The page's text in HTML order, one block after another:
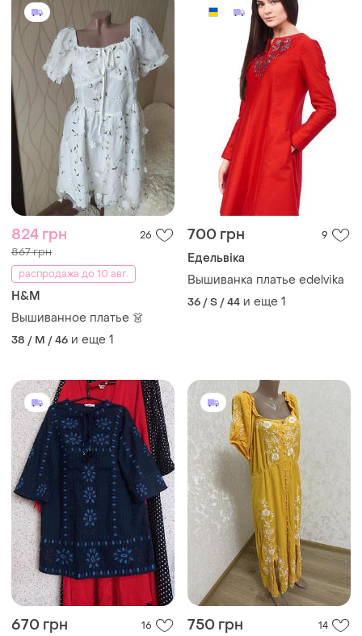
824 грн 26
867 грн
распродажа до 10 авг.
H&M
Вышиванное платье 👗
38 / M / 46 и еще 1
700 грн 9
Едельвіка
Вышиванка платье edelvika
36 / S / 44 и еще 1
670 грн
16
750 грн 14